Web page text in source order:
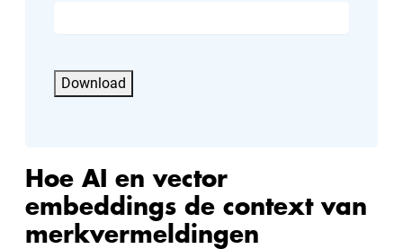
Hoe AI en vector
embeddings de context van
merkvermeldingen